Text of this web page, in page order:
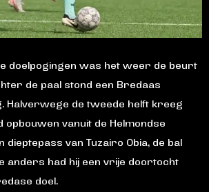
doelpogingen was het weer de beurt
de paal stond een Bredaas
Halverwege de tweede helft kreeg
opbouwen vanuit de Helmondse
dieptepass van Tuzairo Obia, de bal
anders had hij een vrije doortocht
doel.